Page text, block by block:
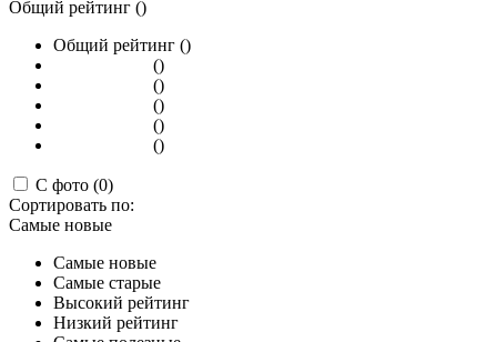
Общий рейтинг ()
Общий рейтинг ()
()
()
()
()
()
С фото (0)
Сортировать по:
Самые новые
Самые новые
Самые старые
Высокий рейтинг
Низкий рейтинг